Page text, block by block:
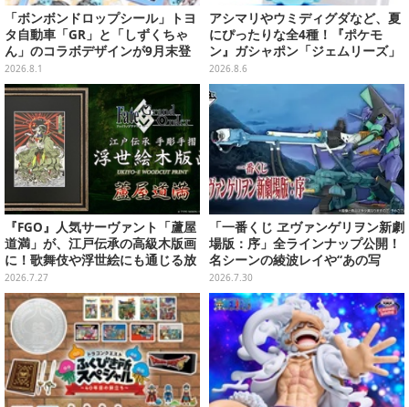
「ボンボンドロップシール」トヨ
タ自動車「GR」と「しずくちゃ
ん」のコラボデザインが9月末登
場！くま吉らも描かれた全4柄
2026.8.1
アシマリやウミディグダなど、夏
にぴったりな全4種！『ポケモ
ン』ガシャポン「ジェムリーズ」
第13弾が8月第5週より発売
2026.8.6
『FGO』人気サーヴァント「蘆屋
道満」が、江戸伝承の高級木版画
に！歌舞伎や浮世絵にも通じる放
射状の構図が大迫力
2026.7.27
「一番くじ ヱヴァンゲリヲン新劇
場版：序」全ラインナップ公開！
名シーンの綾波レイや“あの写
真”の葛城ミサトフィギュアほ
か、場面写クリアファイルなど
2026.7.30